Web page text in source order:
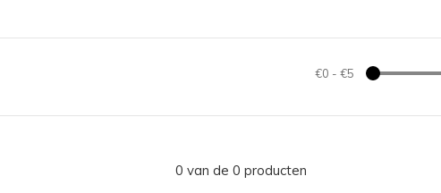
€0 - €5
0 van de 0 producten